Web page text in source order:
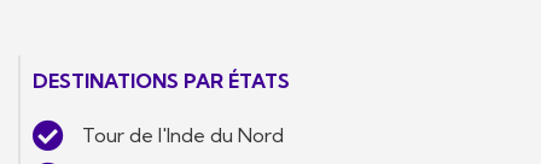
DESTINATIONS PAR ÉTATS
Tour de l'Inde du Nord